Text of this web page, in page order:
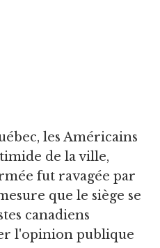
les Américains
de la ville,
fut ravagée par
que le siège se
canadiens
l'opinion publique